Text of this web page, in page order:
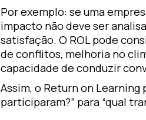
Por exemplo: se uma
impacto não deve ser
satisfação. O ROL pode
de conflitos, melhoria no
capacidade de conduzir
Assim, o Return on Learning
participaram?” para “qual